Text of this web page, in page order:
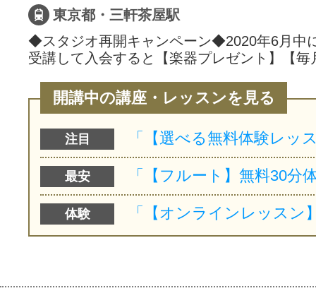
東京都・三軒茶屋駅
◆スタジオ再開キャンペーン◆2020年6月中
受講して入会すると【楽器プレゼント】【
開講中の講座・レッスンを見る
注目
最安
体験